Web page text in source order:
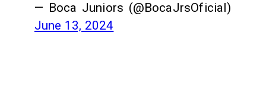
— Boca Juniors (@BocaJrsOficial)
June 13, 2024